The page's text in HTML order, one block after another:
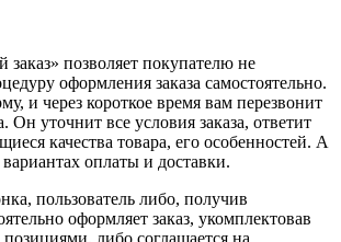
позволяет покупателю не
оформления заказа самостоятельно.
и через короткое время вам перезвонит
Он уточнит все условия заказа, ответит
качества товара, его особенностей. А
оплаты и доставки.
пользователь либо, получив
оформляет заказ, укомплектовав